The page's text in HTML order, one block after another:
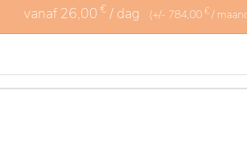
vanaf26,00 € / dag (+/- 784,00 € /